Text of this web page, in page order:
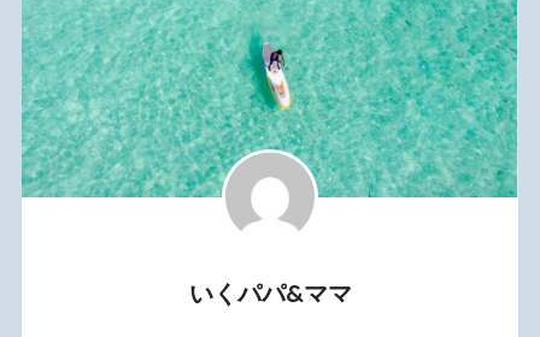
いくパパ&ママ